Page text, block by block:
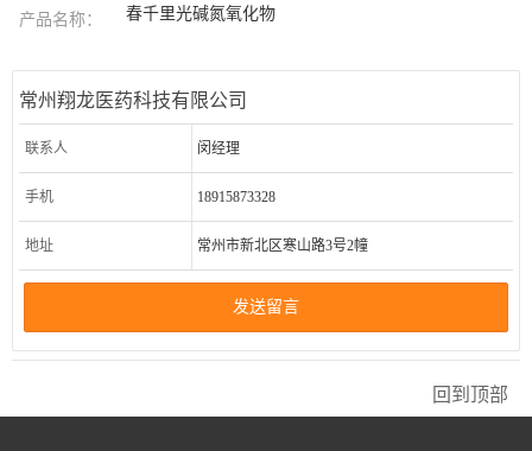
产品名称： 春千里光碱氮氧化物
常州翔龙医药科技有限公司
联系人 闵经理
手机 18915873328
地址 常州市新北区寒山路3号2幢
发送留言
回到顶部